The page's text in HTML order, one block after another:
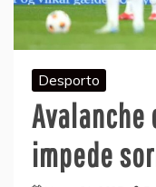
Desporto
Avalanche
impede